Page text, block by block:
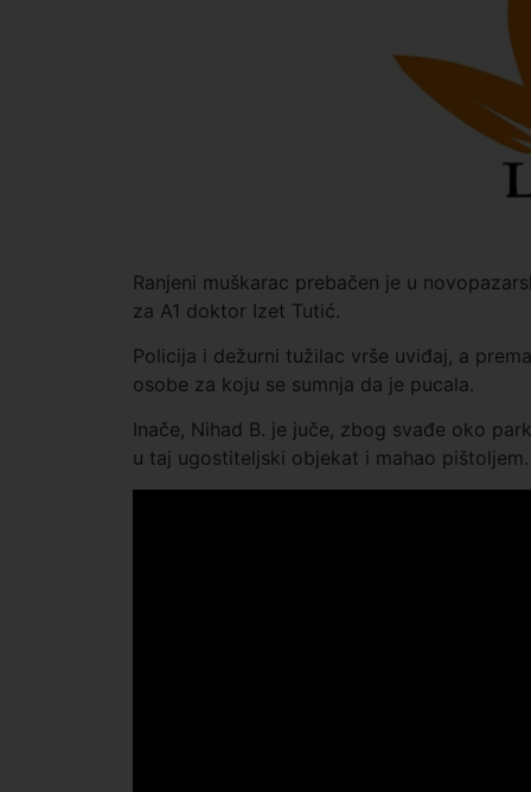
Ranjeni muškarac prebačen je u
za A1 doktor Izet Tutić.
Policija i dežurni tužilac vrše uviđaj, a
osobe za koju se sumnja da je pucala.
Inače, Nihad B. je juče, zbog svađe oko
u taj ugostiteljski objekat i mahao